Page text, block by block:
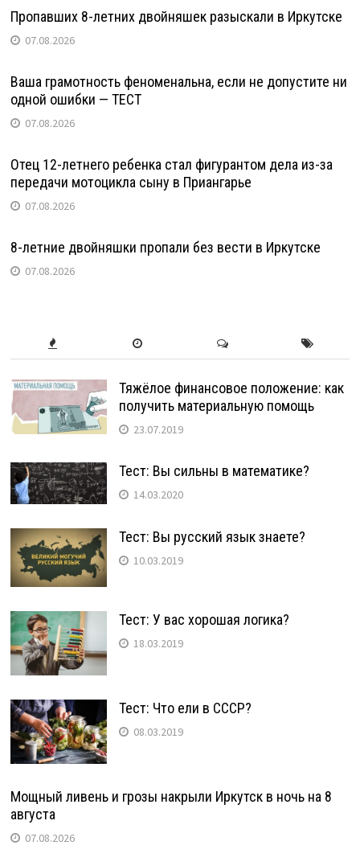
Пропавших 8-летних двойняшек разыскали в Иркутске
07.08.2026
Ваша грамотность феноменальна, если не допустите ни
одной ошибки — ТЕСТ
07.08.2026
Отец 12-летнего ребенка стал фигурантом дела из-за
передачи мотоцикла сыну в Приангарье
07.08.2026
8-летние двойняшки пропали без вести в Иркутске
07.08.2026
Тяжёлое финансовое положение: как
получить материальную помощь
23.07.2019
Тест: Вы сильны в математике?
14.03.2020
Тест: Вы русский язык знаете?
10.03.2019
Тест: У вас хорошая логика?
18.03.2019
Тест: Что ели в СССР?
08.03.2019
Мощный ливень и грозы накрыли Иркутск в ночь на 8
августа
07.08.2026